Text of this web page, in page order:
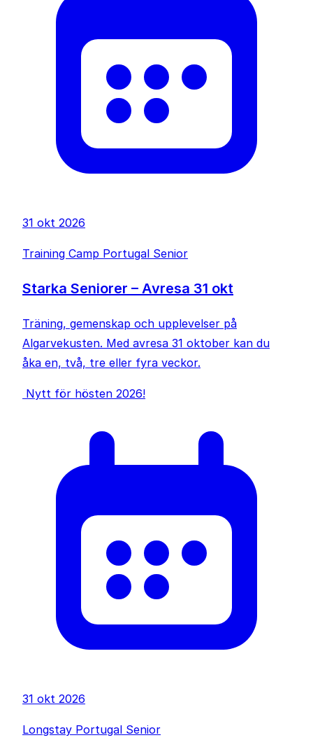
31 okt 2026
Training Camp Portugal Senior
Starka Seniorer – Avresa 31 okt
Träning, gemenskap och upplevelser på
Algarvekusten. Med avresa 31 oktober kan du
åka en, två, tre eller fyra veckor.
Nytt för hösten 2026!
31 okt 2026
Longstay Portugal Senior